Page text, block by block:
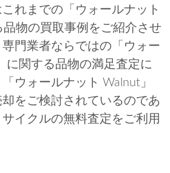
れまでの「ウォールナット
物の買取事例をご紹介させ
門業者ならではの「ウォー
に関する品物の満足査定に
ウォールナット Walnut」
をご検討されているのであ
イクルの無料査定をご利用